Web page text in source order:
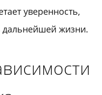
уверенность,
дальнейшей жизни.